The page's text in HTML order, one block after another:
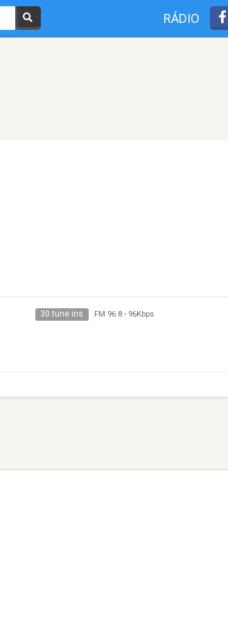
RÁDIO
30 tune ins FM 96.8- 96Kbps